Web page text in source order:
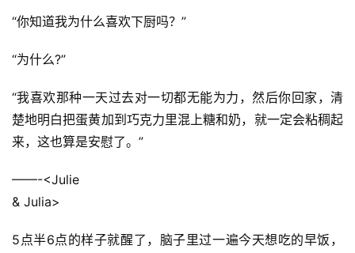
“你知道我为什么喜欢下厨吗？”
“为什么?”
“我喜欢那种一天过去对一切都无能为力，然后你回家，清
楚地明白把蛋黄加到巧克力里混上糖和奶，就一定会粘稠起
来，这也算是安慰了。”
——-<Julie
& Julia>
5点半6点的样子就醒了，脑子里过一遍今天想吃的早饭，